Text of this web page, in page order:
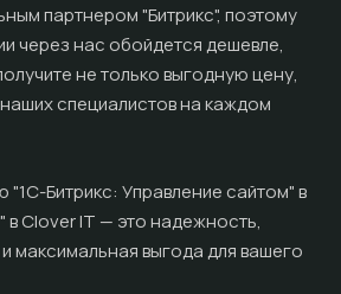
партнером "Битрикс", поэтому
через нас обойдется дешевле,
не только выгодную цену,
специалистов на каждом
"1С-Битрикс: Управление сайтом" в
в Clover IT — это надежность,
максимальная выгода для вашего